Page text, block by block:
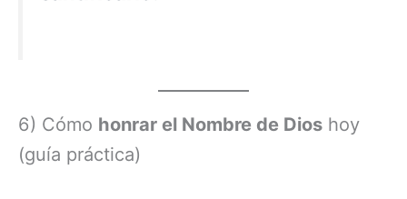
6) Cómo honrar el Nombre de Dios hoy
(guía práctica)